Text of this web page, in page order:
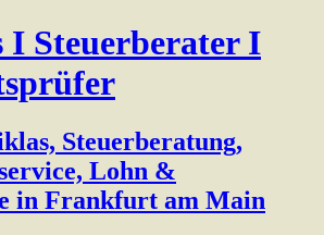
I Steuerberater I
Steuerberatung,
Lohn &
in Frankfurt am Main